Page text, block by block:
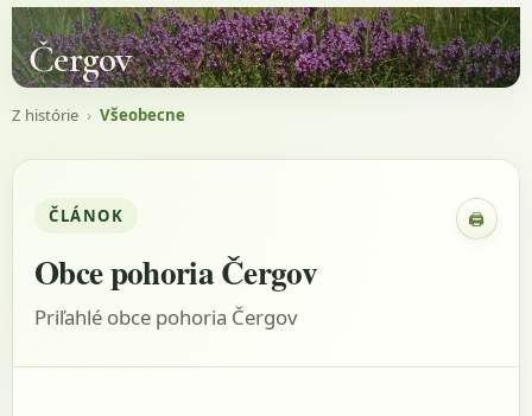
Čergov
Z histórie › Všeobecne
ČLÁNOK 🖨
Obce pohoria Čergov
Priľahlé obce pohoria Čergov